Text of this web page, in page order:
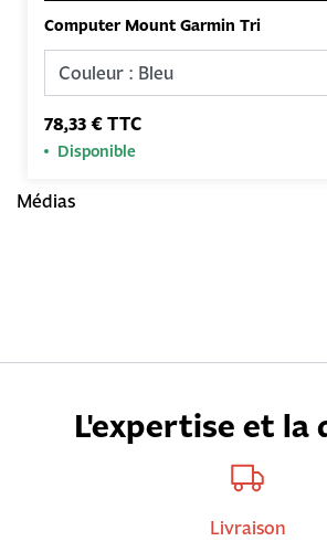
Computer Mount Garmin Tri
78,33 € TTC
Disponible
Médias
L'expertise et la
Livraison